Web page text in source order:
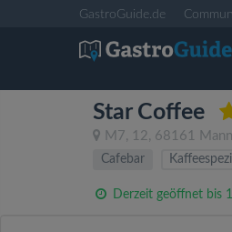
GastroGuide.de
Star Coffee
M7, 12, 68161
Cafebar
Derzeit geöffnet bis